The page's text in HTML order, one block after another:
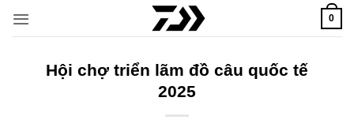
qua
0
Hội chợ triển lãm đồ câu quốc tế
2025